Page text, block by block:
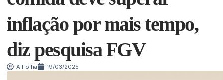
inflação por mais tempo,
diz pesquisa FGV
A Folha 19/03/2025